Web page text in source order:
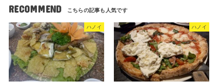
RECOMMEND
ハノイ ハノイ